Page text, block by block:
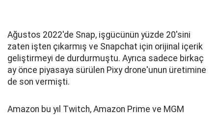
Ağustos 2022'de Snap, işgücünün yüzde 20'sini
zaten işten çıkarmış ve Snapchat için orijinal içerik
geliştirmeyi de durdurmuştu. Ayrıca sadece birkaç
ay önce piyasaya sürülen Pixy drone'unun üretimine
de son vermişti.
Amazon bu yıl Twitch, Amazon Prime ve MGM